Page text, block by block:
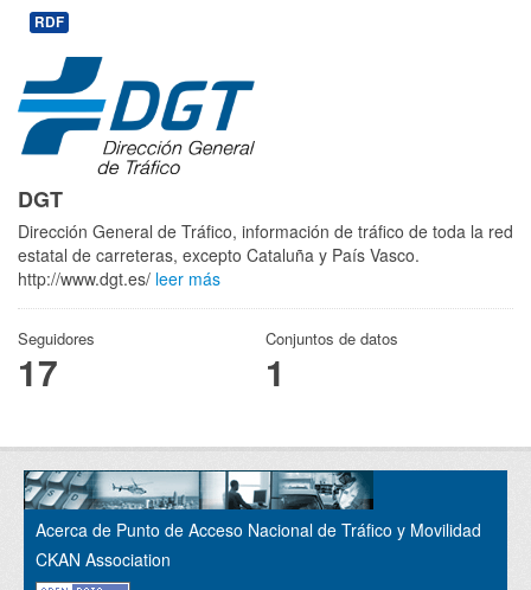
RDF
DGT
Dirección General de Tráfico, información de tráfico de toda la red
estatal de carreteras, excepto Cataluña y País Vasco.
http://www.dgt.es/ leer más
Seguidores
17
Conjuntos de datos
1
Acerca de Punto de Acceso Nacional de Tráfico y Movilidad
CKAN Association